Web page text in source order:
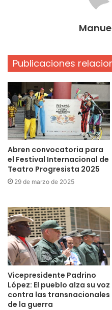
Publicaciones
Abren convocatoria para
el Festival Internacional de
Teatro Progresista 2025
29 de marzo de 2025
Vicepresidente Padrino
López: El pueblo alza su voz
contra las transnacionales
de la guerra